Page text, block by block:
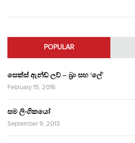
POPULAR
සෙක්ස් ඇන්ඩ් ලව් – බ්‍රා සහ ‘ලේ’
February 15, 2016
සම ලිංගිකයෝ
September 9, 2013